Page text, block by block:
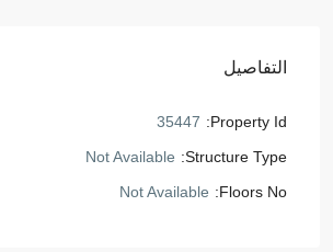
التفاصيل
Property Id:
35447
Structure Type:
Not Available
Floors No:
Not Available